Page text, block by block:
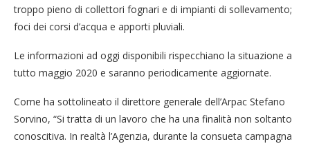
troppo pieno di collettori fognari e di impianti di sollevamento;
foci dei corsi d’acqua e apporti pluviali.
Le informazioni ad oggi disponibili rispecchiano la situazione a
tutto maggio 2020 e saranno periodicamente aggiornate.
Come ha sottolineato il direttore generale dell’Arpac Stefano
Sorvino, “Si tratta di un lavoro che ha una finalità non soltanto
conoscitiva. In realtà l’Agenzia, durante la consueta campagna